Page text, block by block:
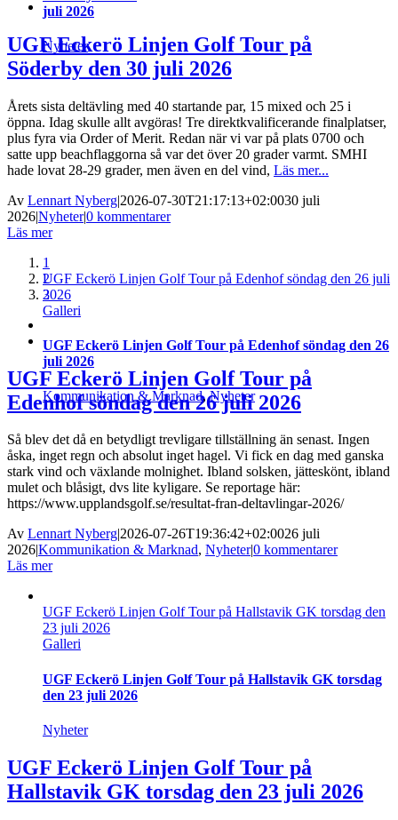
juli 2026
Nyheter
UGF Eckerö Linjen Golf Tour på
Söderby den 30 juli 2026
Årets sista deltävling med 40 startande par, 15 mixed och 25 i
öppna. Idag skulle allt avgöras! Tre direktkvalificerande finalplatser,
plus fyra via Order of Merit. Redan när vi var på plats 0700 och
satte upp beachflaggorna så var det över 20 grader varmt. SMHI
hade lovat 28-29 grader, men även en del vind, Läs mer...
Av Lennart Nyberg|2026-07-30T21:17:13+02:0030 juli
2026|Nyheter|0 kommentarer
Läs mer
UGF Eckerö Linjen Golf Tour på Edenhof söndag den 26 juli
2026
Galleri
UGF Eckerö Linjen Golf Tour på Edenhof söndag den 26
juli 2026
Kommunikation & Marknad,Nyheter
1
2
3
UGF Eckerö Linjen Golf Tour på
Edenhof söndag den 26 juli 2026
Så blev det då en betydligt trevligare tillställning än senast. Ingen
åska, inget regn och absolut inget hagel. Vi fick en dag med ganska
stark vind och växlande molnighet. Ibland solsken, jätteskönt, ibland
mulet och blåsigt, dvs lite kyligare. Se reportage här:
https://www.upplandsgolf.se/resultat-fran-deltavlingar-2026/
Av Lennart Nyberg2026-07-26T19:36:42+02:0026 juli
2026Kommunikation & Marknad, Nyheter|0 kommentarer
Läs mer
UGF Eckerö Linjen Golf Tour på Hallstavik GK torsdag den
23 juli 2026
Galleri
UGF Eckerö Linjen Golf Tour på Hallstavik GK torsdag
den 23 juli 2026
Nyheter
UGF Eckerö Linjen Golf Tour på
Hallstavik GK torsdag den 23 juli 2026